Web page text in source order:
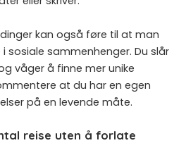
kan også føre til at man
sosiale sammenhenger. Du slår
våger å finne mer unike
at du har en egen
på en levende måte.
reise uten å forlate